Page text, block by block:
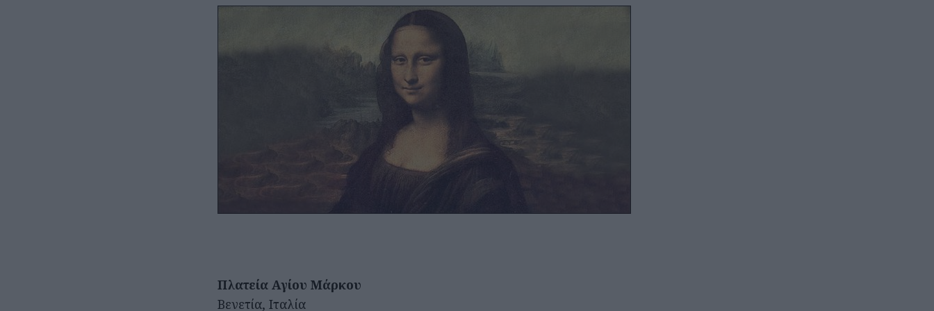
Πλατεία Αγίου Μάρκου
Βενετία, Ιταλία